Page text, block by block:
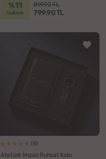
%11
indirim
899.90 TL
799.90 TL
(5)
Atatürk İmzalı Ruhsat Kabı